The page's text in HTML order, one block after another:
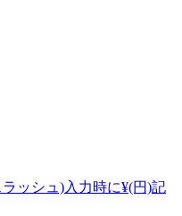
ッシュ)入力時に¥(円)記